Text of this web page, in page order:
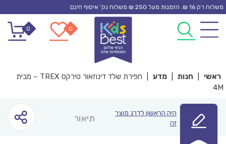
Skip
content
משלוח רק 16 ₪. הזמנות מעל 250 ₪ משלוח נק’ איסוף חינם
0
0
ראשי חנות מדע
חפירת שלד דינוזאור טירקס TREX – מבית
4M
היה הראשון לדרג מוצר
זה
תיאור